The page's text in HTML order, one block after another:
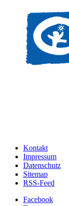
Kontakt
Impressum
Datenschutz
Sitemap
RSS-Feed
Facebook